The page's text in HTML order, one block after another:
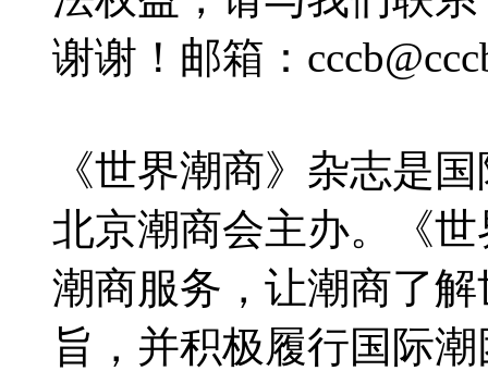
谢谢！邮箱：
《世界潮商》杂志是
北京潮商会主办。《
潮商服务，让潮商了
旨，并积极履行国际